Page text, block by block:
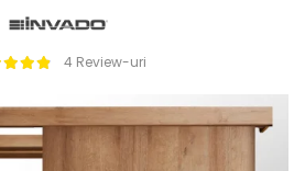
4 Review-uri